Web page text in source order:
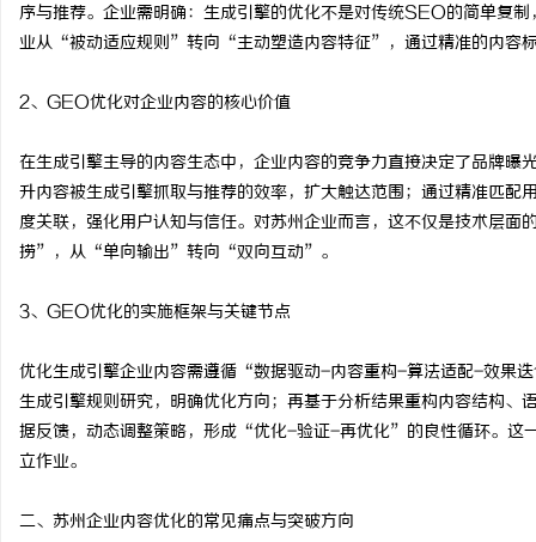
序与推荐。企业需明确：生成引擎的优化不是对传统SEO的简单复
业从“被动适应规则”转向“主动塑造内容特征”，通过精准的内容
2、GEO优化对企业内容的核心价值
在生成引擎主导的内容生态中，企业内容的竞争力直接决定了品牌
升内容被生成引擎抓取与推荐的效率，扩大触达范围；通过精准匹
度关联，强化用户认知与信任。对苏州企业而言，这不仅是技术
捞”，从“单向输出”转向“双向互动”。
3、GEO优化的实施框架与关键节点
优化生成引擎企业内容需遵循“数据驱动-内容重构-算法适配-效果
生成引擎规则研究，明确优化方向；再基于分析结果重构内容结构
据反馈，动态调整策略，形成“优化-验证-再优化”的良性循环。这
立作业。
二、苏州企业内容优化的常见痛点与突破方向
店最怕“搜不到”为什么隔壁店铺没花钱，